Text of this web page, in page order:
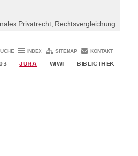
Privatrecht, Rechtsvergleichung
INDEX SITEMAP KONTAKT
JURA WIWI BIBLIOTHEK